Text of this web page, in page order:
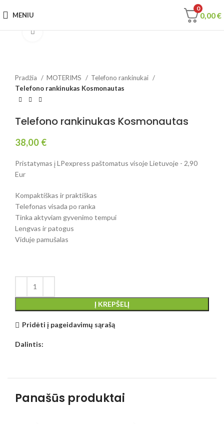
MENIU
0
0,00€
Spustelėkite, jei norite padidinti
Pradžia MOTERIMS
Telefono rankinukai
Telefono rankinukas Kosmonautas
Telefono rankinukas Kosmonautas
38,00 €
Pristatymas į LPexpress paštomatus visoje Lietuvoje - 2,90
Eur
Kompaktiškas ir praktiškas
Telefonas visada po ranka
Tinka aktyviam gyvenimo tempui
Lengvas ir patogus
Viduje pamušalas
Į KREPŠELĮ
Pridėti į pageidavimų sąrašą
Dalintis:
Panašūs produktai